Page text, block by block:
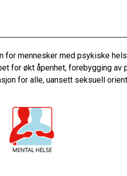
for mennesker med psykiske
for økt åpenhet, forebygging
for alle, uansett seksuell